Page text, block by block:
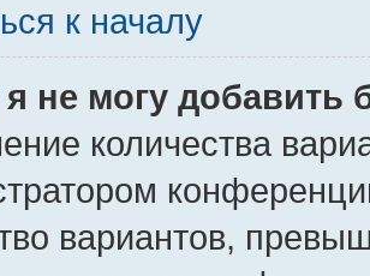
к началу
не могу добавить
количества
вариантов,